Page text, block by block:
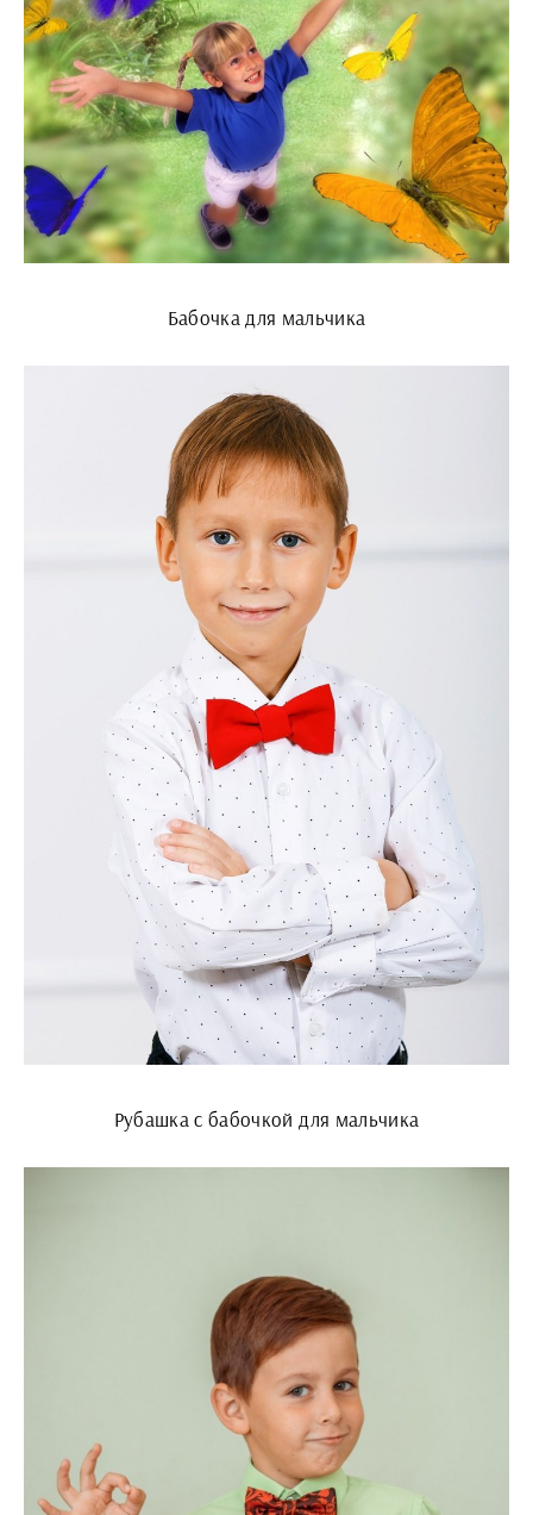
Бабочка для мальчика
Рубашка с бабочкой для мальчика